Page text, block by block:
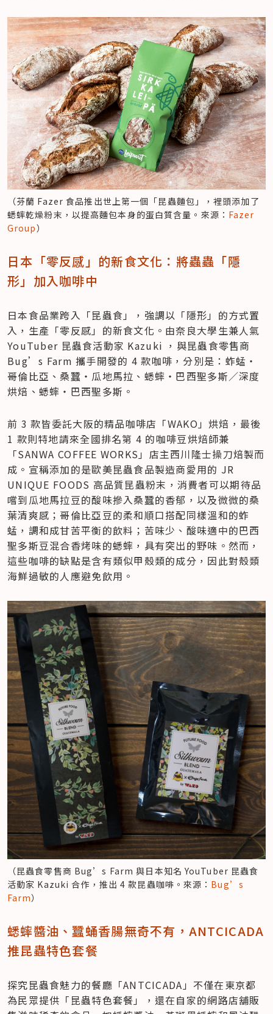
（芬蘭 Fazer 食品推出世上第一個「昆蟲麵包」，裡頭添加了
蟋蟀乾燥粉末，以提高麵包本身的蛋白質含量。來源： Fazer
Group）
日本「零反感」的新食文化：將蟲蟲「隱
形」加入咖啡中
日本食品業跨入「昆蟲食」，強調以「隱形」的方式置
入，生產「零反感」的新食文化。由奈良大學生兼人氣
YouTuber 昆蟲食活動家 Kazuki ，與昆蟲食零售商
Bug’s Farm 攜手開發的 4 款咖啡，分別是：蚱蜢・
哥倫比亞、桑蠶・瓜地馬拉、蟋蟀・巴西聖多斯／深度
烘焙、蟋蟀・巴西聖多斯。
前 3 款皆委託大阪的精品咖啡店「WAKO」烘焙，最後
1 款則特地請來全國排名第 4 的咖啡豆烘焙師兼
「SANWA COFFEE WORKS」店主西川隆士操刀焙製而
成。宣稱添加的是歐美昆蟲食品製造商愛用的 JR
UNIQUE FOODS 高品質昆蟲粉末，消費者可以期待品
嚐到瓜地馬拉豆的酸味摻入桑蠶的香郁，以及微微的桑
葉清爽感；哥倫比亞豆的柔和順口搭配同樣溫和的蚱
蜢，調和成甘苦平衡的飲料；苦味少、酸味適中的巴西
聖多斯豆混合香烤味的蟋蟀，具有突出的野味。然而，
這些咖啡的缺點是含有類似甲殼類的成分，因此對殼類
海鮮過敏的人應避免飲用。
（昆蟲食零售商 Bug’s Farm 與日本知名 YouTuber 昆蟲食
活動家 Kazuki 合作，推出 4 款昆蟲咖啡。來源： Bug’s
Farm）
蟋蟀醬油、蠶蛹香腸無奇不有，ANTCICADA
推昆蟲特色套餐
探究昆蟲食魅力的餐廳「ANTCICADA」不僅在東京都
為民眾提供「昆蟲特色套餐」，還在自家的網路店舖販